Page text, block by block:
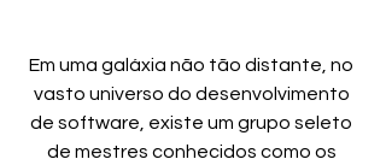
Em uma galáxia não tão distante, no
vasto universo do desenvolvimento
de software, existe um grupo seleto
de mestres conhecidos como os